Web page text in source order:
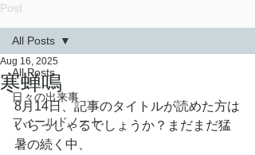
Post
All Posts
日々の出来事
フィールドノート
All Posts
寒蝉鳴
Aug 16, 2025
8月14日、記事のタイトルが読めた方は
いらっしゃるでしょうか？まだまだ猛
暑の続く中、